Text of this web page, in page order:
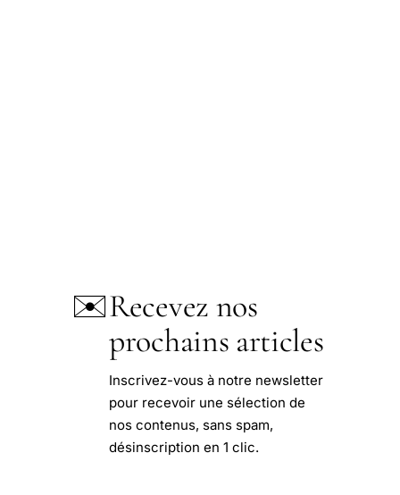
✉️Recevez nos
prochains articles
Inscrivez-vous à notre newsletter
pour recevoir une sélection de
nos contenus, sans spam,
désinscription en 1 clic.